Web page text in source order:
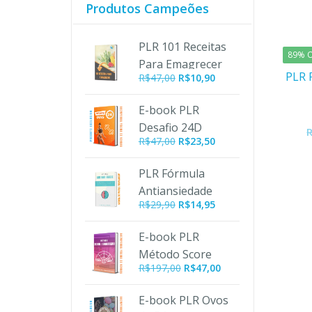
89%
PLR
Produtos Campeões
PLR 101 Receitas
Para Emagrecer
R$47,00 O
original
era:
R$47,00.
R$10,90O
R$10,90.
E-book PLR
Desafio 24D
R$47,00 R$23,50
PLR Fórmula
Antiansiedade
R$29,90 R$14,95
E-book PLR
Método Score
Turbinado
R$197,00 O
original
R$47,00O
atual
E-book PLR Ovos